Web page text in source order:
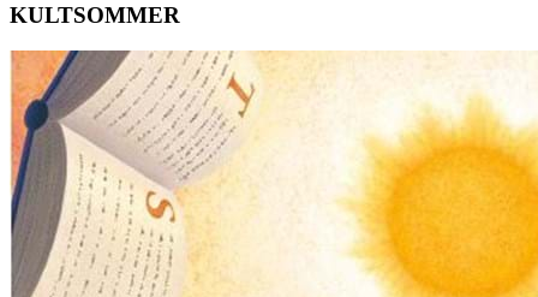
KULTSOMMER